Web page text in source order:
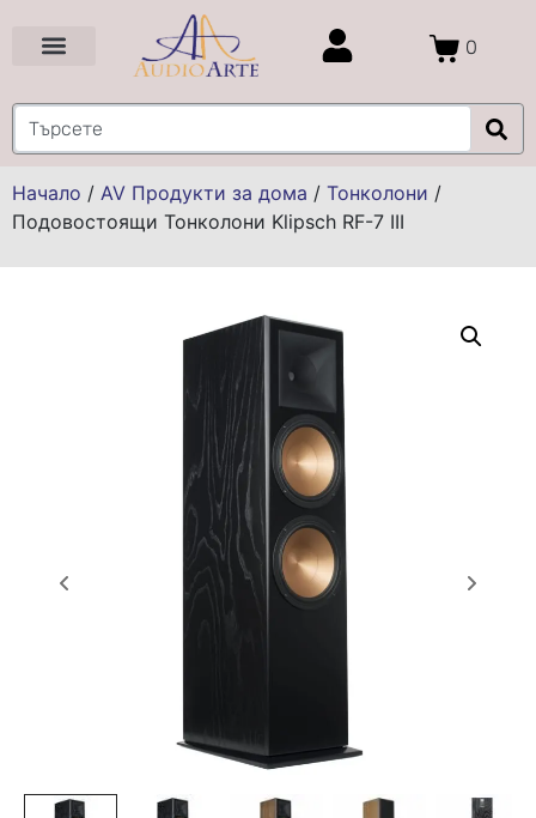
0
Начало / AV Продукти за дома / Тонколони /
Подовостоящи Тонколони Klipsch RF-7 III